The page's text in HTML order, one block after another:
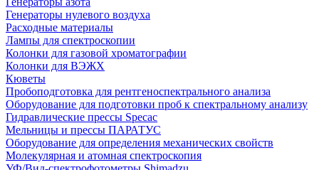
Генераторы нулевого воздуха
Расходные материалы
Лампы для спектроскопии
Колонки для газовой хроматографии
Колонки для ВЭЖХ
Кюветы
Пробоподготовка для рентгеноспектрального анализа
Оборудование для подготовки проб к спектральному анализу
Гидравлические прессы Specac
Мельницы и прессы ПАРАТУС
Оборудование для определения механических свойств
Молекулярная и атомная спектроскопия